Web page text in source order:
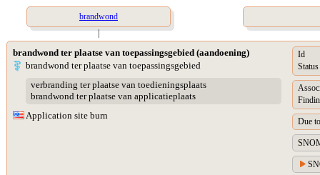
brandwond
|
brandwond ter plaatse van toepassingsgebied (aandoening)
brandwond ter plaatse van toepassingsgebied
verbranding ter plaatse van toedieningsplaats
brandwond ter plaatse van applicatieplaats
Application site burn
Id
Status
Due to